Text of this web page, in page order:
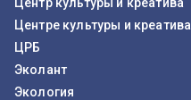
Центре культуры и креатива
ЦРБ
Эколант
Экология